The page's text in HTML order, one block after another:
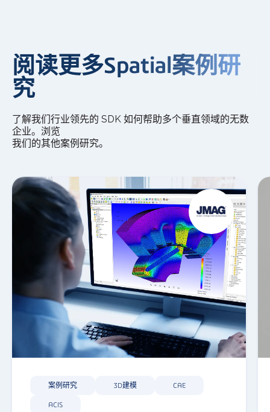
阅读更多Spatial案例研
究
了解我们行业领先的 SDK 如何帮助多个垂直领域的无数
企业。浏览
我们的其他案例研究。
案例研究 3D建模 CAE
ACIS